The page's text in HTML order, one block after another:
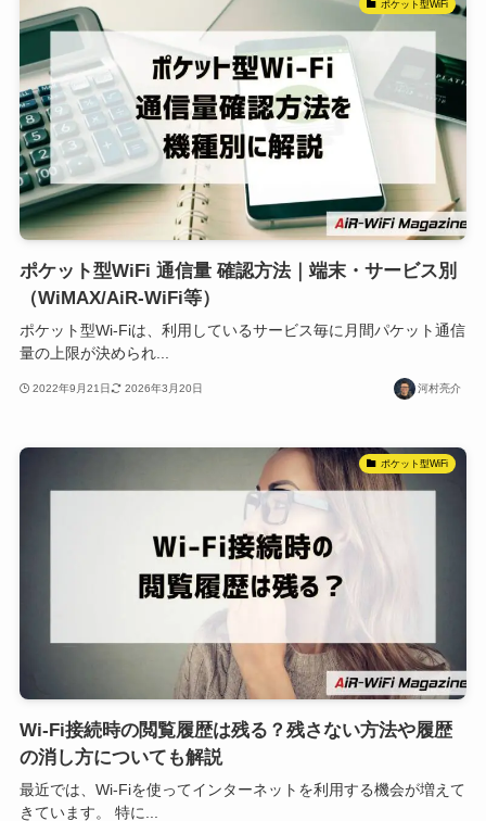
ポケット型WiFi
ポケット型WiFi 通信量 確認方法｜端末・サービス別
（WiMAX/AiR-WiFi等）
ポケット型Wi-Fiは、利用しているサービス毎に月間パケット通信
量の上限が決められ...
2022年9月21日 2026年3月20日 河村亮介
ポケット型WiFi
Wi-Fi接続時の閲覧履歴は残る？残さない方法や履歴
の消し方についても解説
最近では、Wi-Fiを使ってインターネットを利用する機会が増えて
きています。 特に...